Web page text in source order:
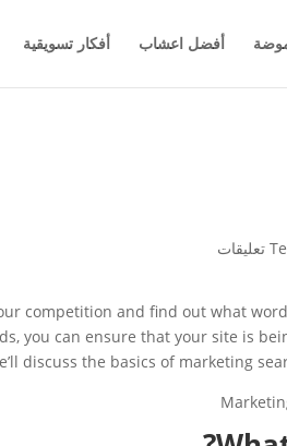
أفضل اعشاب أفكار تسويقية
competition and find out what
you can ensure that your site is
discuss the basics of marketing